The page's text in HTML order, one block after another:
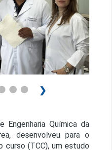
❯
Engenharia Química da
desenvolveu para o
curso (TCC), um estudo